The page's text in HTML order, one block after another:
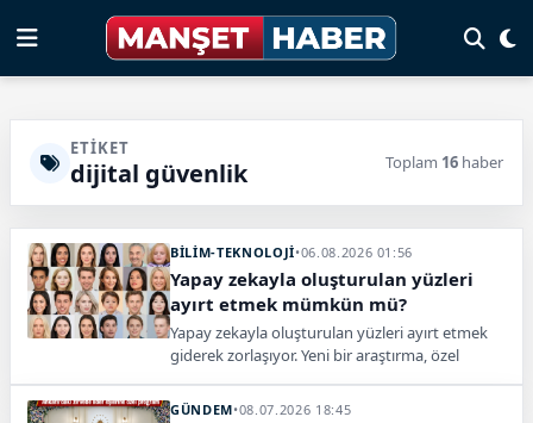
ETIKET
dijital güvenlik Toplam 16 haber
BİLİM-TEKNOLOJİ•06.08.2026 01:56
Yapay zekayla oluşturulan yüzleri
ayırt etmek mümkün mü?
Yapay zekayla oluşturulan yüzleri ayırt etmek
giderek zorlaşıyor. Yeni bir araştırma, özel
becerisini artırdı.
GÜNDEM•08.07.2026 18:45